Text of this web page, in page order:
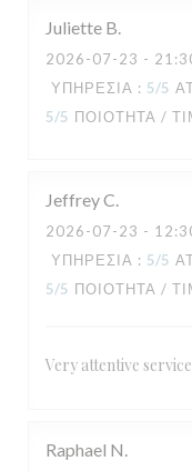
Juliette B
2026-07-23 -
ΥΠΗΡΕΣΊΑ : 5/5
5/5 ΠΟΙΌΤΗΤΑ /
JeffreyC
2026-07-23 -
ΥΠΗΡΕΣΊΑ : 5/5
5/5 ΠΟΙΌΤΗΤΑ /
Very attentive
Raphael N